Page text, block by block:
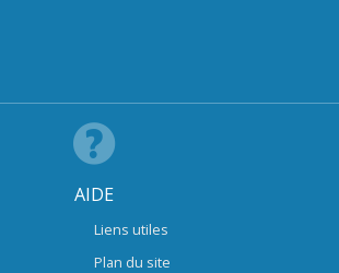
AIDE
Liens utiles
Plan du site